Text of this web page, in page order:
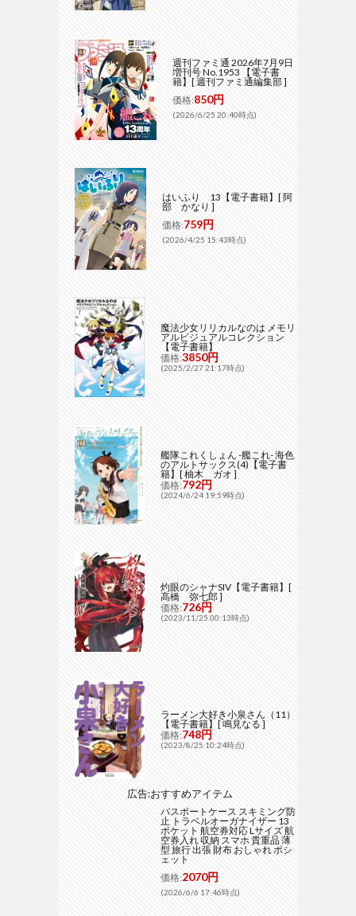
週刊ファミ通 2026年7月9日
増刊号 No.1953 【電子書
籍】[ 週刊ファミ通編集部 ]
価格:850円
(2026/6/25 20:40時点)
はいふり 13【電子書籍】[ 阿
部 かなり ]
価格:759円
(2026/4/25 15:43時点)
魔法少女リリカルなのは メモリ
アルビジュアルコレクション
【電子書籍】
価格:3850円
(2025/2/27 21:17時点)
艦隊これくしょん -艦これ- 海色
のアルトサックス(4)【電子書
籍】[ 柚木 ガオ ]
価格:792円
(2024/6/24 19:59時点)
灼眼のシャナSIV【電子書籍】[
高橋 弥七郎 ]
価格:726円
(2023/11/25 00:13時点)
ラーメン大好き小泉さん（11）
【電子書籍】[ 鳴見なる ]
価格:748円
(2023/8/25 10:24時点)
広告:おすすめアイテム
パスポートケース スキミング防
止 トラベルオーガナイザー 13
ポケット 航空券対応 Lサイズ 航
空券入れ 収納 スマホ 貴重品 薄
型 旅行 出張 財布 おしゃれ ポシ
ェット
価格:2070円
(2026/6/6 17:46時点)